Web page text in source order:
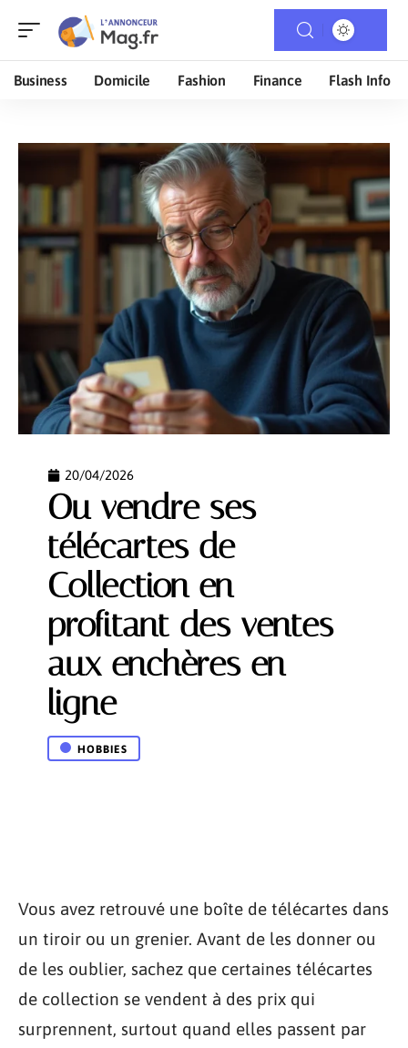
Business Domicile Fashion Finance Flash Info
20/04/2026
Ou vendre ses
télécartes de
Collection en
profitant des ventes
aux enchères en
ligne
HOBBIES
Vous avez retrouvé une boîte de télécartes dans
un tiroir ou un grenier. Avant de les donner ou
de les oublier, sachez que certaines télécartes
de collection se vendent à des prix qui
surprennent, surtout quand elles passent par